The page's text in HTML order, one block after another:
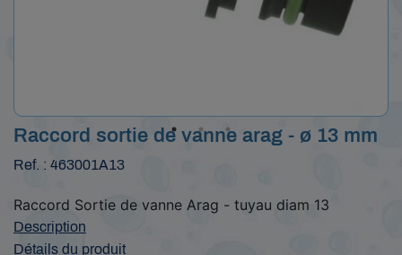
Raccord sortie de vanne arag - ø 13 mm
Ref. : 463001A13
Raccord Sortie de vanne Arag - tuyau diam 13
Description
Détails du produit